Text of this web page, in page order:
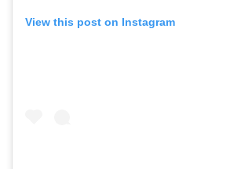
View this post on Instagram